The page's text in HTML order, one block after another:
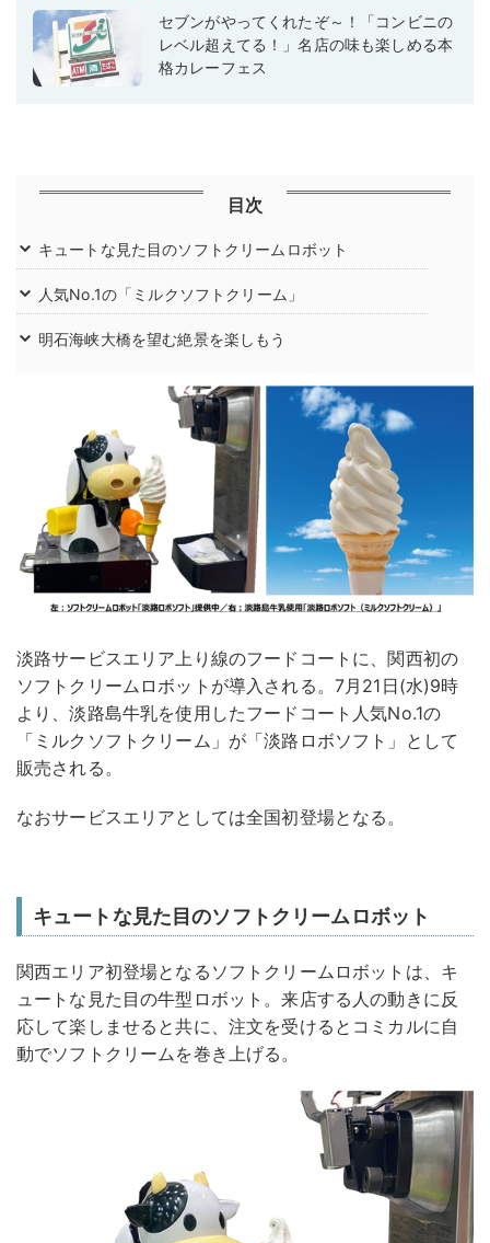
セブンがやってくれたぞ～！「コンビニの
レベル超えてる！」名店の味も楽しめる本
格カレーフェス
目次
キュートな見た目のソフトクリームロボット
人気No.1の「ミルクソフトクリーム」
明石海峡大橋を望む絶景を楽しもう
淡路サービスエリア上り線のフードコートに、関西初の
ソフトクリームロボットが導入される。7月21日(水)9時
より、淡路島牛乳を使用したフードコート人気No.1の
「ミルクソフトクリーム」が「淡路ロボソフト」として
販売される。
なおサービスエリアとしては全国初登場となる。
キュートな見た目のソフトクリームロボット
関西エリア初登場となるソフトクリームロボットは、キ
ュートな見た目の牛型ロボット。来店する人の動きに反
応して楽しませると共に、注文を受けるとコミカルに自
動でソフトクリームを巻き上げる。